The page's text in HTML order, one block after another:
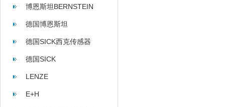
博恩斯坦BERNSTEIN
德国博恩斯坦
BERNSTEIN
德国SICK西克传感器
德国SICK
LENZE
E+H